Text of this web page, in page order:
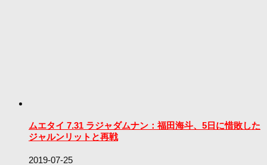
ムエタイ 7.31 ラジャダムナン：福田海斗、5日に惜敗した
ジャルンリットと再戦
2019-07-25